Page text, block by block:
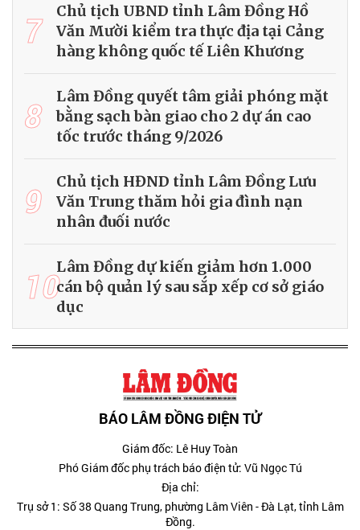
7
Chủ tịch UBND tỉnh Lâm Đồng Hồ
Văn Mười kiểm tra thực địa tại Cảng
hàng không quốc tế Liên Khương
8
Lâm Đồng quyết tâm giải phóng mặt
bằng sạch bàn giao cho 2 dự án cao
tốc trước tháng 9/2026
9
Chủ tịch HĐND tỉnh Lâm Đồng Lưu
Văn Trung thăm hỏi gia đình nạn
nhân đuối nước
10Lâm Đồng dự kiến giảm hơn 1.000
cán bộ quản lý sau sắp xếp cơ sở giáo
dục
BÁO LÂM ĐỒNG ĐIỆN TỬ
Giám đốc: Lê Huy Toàn
Phó Giám đốc phụ trách báo điện tử: Vũ Ngọc Tú
Địa chỉ:
Trụ sở 1: Số 38 Quang Trung, phường Lâm Viên - Đà Lạt, tỉnh Lâm
Đồng.